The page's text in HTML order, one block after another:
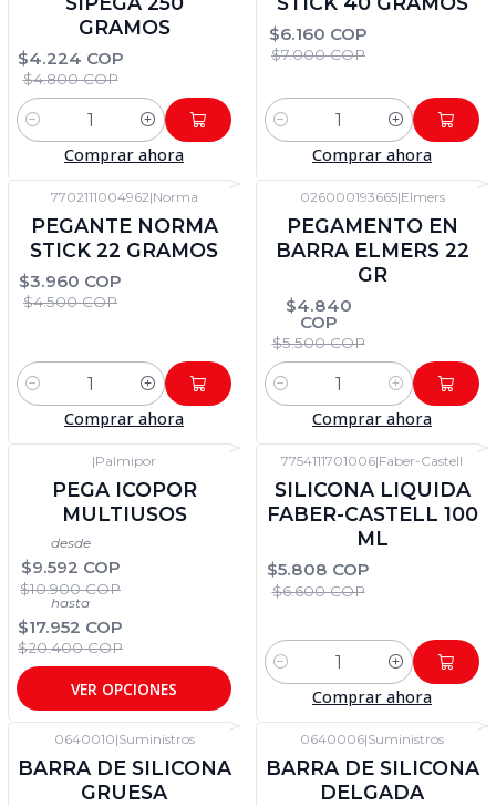
GRAMOS
$4.224 COP
$4.800 COP
Cantidad
Comprar ahora
$6.160 COP
$7.000 COP
Cantidad
Comprar ahora
7702111004962|Norma
PEGANTE NORMA
STICK 22 GRAMOS
$3.960 COP
$4.500 COP
Cantidad
Comprar ahora
026000193665|Elmers
PEGAMENTO EN
BARRA ELMERS 22
GR
$4.840
COP
$5.500 COP
Cantidad
Comprar ahora
|Palmipor
PEGA ICOPOR
MULTIUSOS
desde
$9.592 COP
$10.900 COP
hasta
$17.952 COP
$20.400 COP
VER OPCIONES
7754111701006|Faber-Castell
SILICONA LIQUIDA
FABER-CASTELL 100
ML
$5.808 COP
$6.600 COP
Cantidad
Comprar ahora
0640010|Suministros
BARRA DE SILICONA
GRUESA
0640006|Suministros
BARRA DE SILICONA
DELGADA